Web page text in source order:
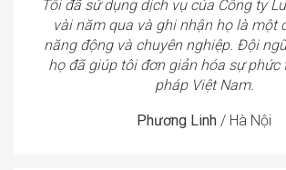
Tôi đã sử dụng dịch vụ của Công ty
vài năm qua và ghi nhận họ là một
năng động và chuyên nghiệp. Đội
họ đã giúp tôi đơn giản hóa sự phức
pháp Việt Nam.
Phương Linh / Hà Nội